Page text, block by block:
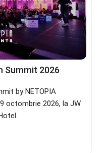
Summit 2026
by NETOPIA
octombrie 2026, la JW